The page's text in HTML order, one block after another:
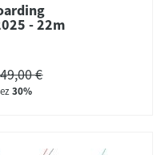
- 22m
€
30%